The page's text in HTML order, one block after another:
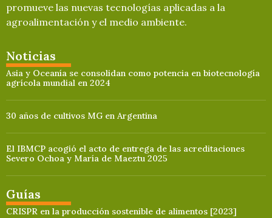
promueve las nuevas tecnologías aplicadas a la
agroalimentación y el medio ambiente.
Noticias
Asia y Oceanía se consolidan como potencia en biotecnología
agrícola mundial en 2024
30 años de cultivos MG en Argentina
El IBMCP acogió el acto de entrega de las acreditaciones
Severo Ochoa y María de Maeztu 2025
Guías
CRISPR en la producción sostenible de alimentos [2023]